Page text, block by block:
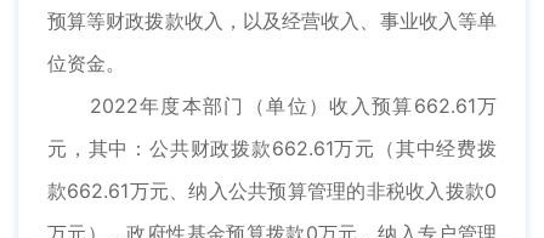
预算等财政拨款收入，以及经营收入、事业收入等单
位资金。
2022年度本部门（单位）收入预算662.61万
元，其中：公共财政拨款662.61万元（其中经费拨
款662.61万元、纳入公共预算管理的非税收入拨款0